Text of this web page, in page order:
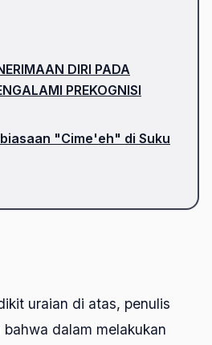
DIRI PADA
PREKOGNISI
"Cime'eh" di Suku
uraian di atas, penulis
dalam melakukan